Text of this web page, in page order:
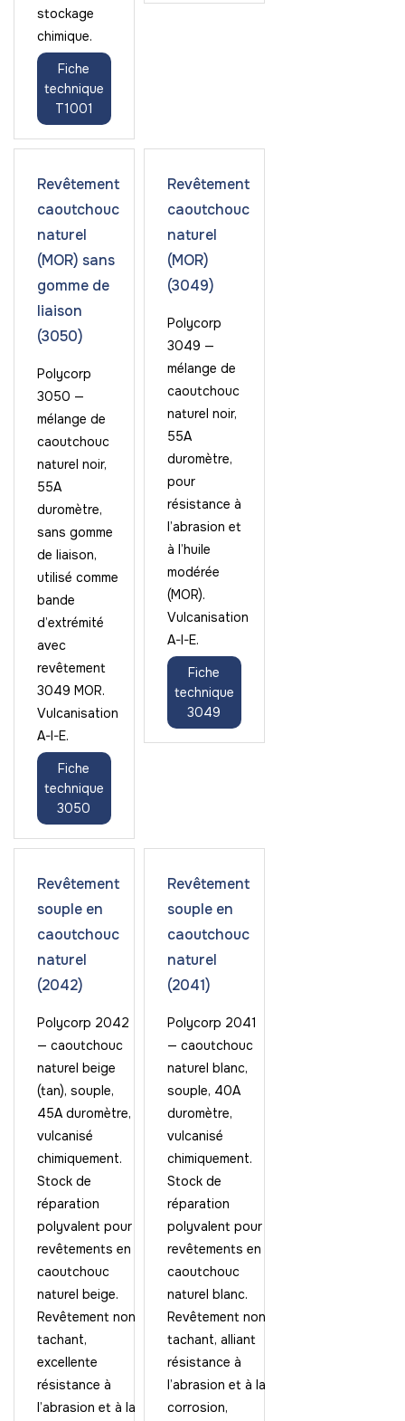
stockage
chimique.
Fiche
technique
T1001
Revêtement
caoutchouc
naturel
(MOR) sans
gomme de
liaison
(3050)
Polycorp
3050 —
mélange de
caoutchouc
naturel noir,
55A
duromètre,
sans gomme
de liaison,
utilisé comme
bande
d’extrémité
avec
revêtement
3049 MOR.
Vulcanisation
A-I-E.
Fiche
technique
3050
Revêtement
caoutchouc
naturel
(MOR)
(3049)
Polycorp
3049 —
mélange de
caoutchouc
naturel noir,
55A
duromètre,
pour
résistance à
l’abrasion et
à l’huile
modérée
(MOR).
Vulcanisation
A-I-E.
Fiche
technique
3049
Revêtement
souple en
caoutchouc
naturel
(2042)
Polycorp 2042
— caoutchouc
naturel beige
(tan), souple,
45A duromètre,
vulcanisé
chimiquement.
Stock de
réparation
polyvalent pour
revêtements en
caoutchouc
naturel beige.
Revêtement non
tachant,
excellente
résistance à
l’abrasion et à la
Revêtement
souple en
caoutchouc
naturel
(2041)
Polycorp 2041
— caoutchouc
naturel blanc,
souple, 40A
duromètre,
vulcanisé
chimiquement.
Stock de
réparation
polyvalent pour
revêtements en
caoutchouc
naturel blanc.
Revêtement non
tachant, alliant
résistance à
l’abrasion et à la
corrosion,